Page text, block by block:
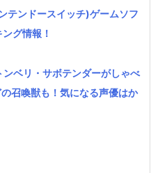
ンドースイッチ)ゲームソフ
グ情報！
ンベリ・サボテンダーがしゃべ
召喚獣も！気になる声優はか